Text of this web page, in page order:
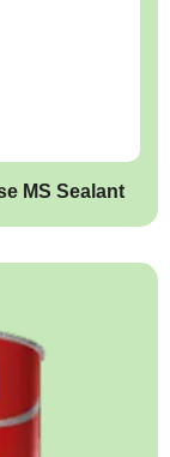
MS Sealant